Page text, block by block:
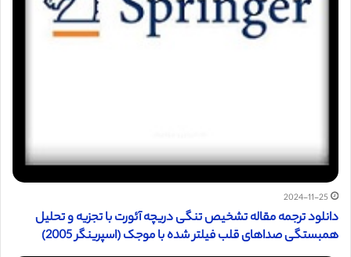
2024-11-25
دانلود ترجمه مقاله تشخیص تنگی دریچه آئورت با تجزیه و تحلیل
همبستگی صداهای قلب فیلتر شده با موجک (اسپرینگر 2005)